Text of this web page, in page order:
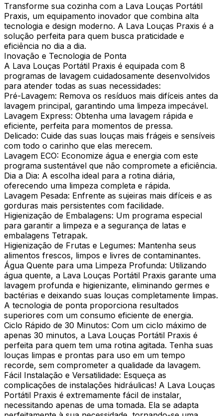
Transforme sua cozinha com a Lava Louças Portátil
Praxis, um equipamento inovador que combina alta
tecnologia e design moderno. A Lava Louças Praxis é a
solução perfeita para quem busca praticidade e
eficiência no dia a dia.
Inovação e Tecnologia de Ponta
A Lava Louças Portátil Praxis é equipada com 8
programas de lavagem cuidadosamente desenvolvidos
para atender todas as suas necessidades:
Pré-Lavagem: Remova os resíduos mais difíceis antes da
lavagem principal, garantindo uma limpeza impecável.
Lavagem Express: Obtenha uma lavagem rápida e
eficiente, perfeita para momentos de pressa.
Delicado: Cuide das suas louças mais frágeis e sensíveis
com todo o carinho que elas merecem.
Lavagem ECO: Economize água e energia com este
programa sustentável que não compromete a eficiência.
Dia a Dia: A escolha ideal para a rotina diária,
oferecendo uma limpeza completa e rápida.
Lavagem Pesada: Enfrente as sujeiras mais difíceis e as
gorduras mais persistentes com facilidade.
Higienização de Embalagens: Um programa especial
para garantir a limpeza e a segurança de latas e
embalagens Tetrapak.
Higienização de Frutas e Legumes: Mantenha seus
alimentos frescos, limpos e livres de contaminantes.
Água Quente para uma Limpeza Profunda: Utilizando
água quente, a Lava Louças Portátil Praxis garante uma
lavagem profunda e higienizante, eliminando germes e
bactérias e deixando suas louças completamente limpas.
A tecnologia de ponta proporciona resultados
superiores com um consumo eficiente de energia.
Ciclo Rápido de 30 Minutos: Com um ciclo máximo de
apenas 30 minutos, a Lava Louças Portátil Praxis é
perfeita para quem tem uma rotina agitada. Tenha suas
louças limpas e prontas para uso em um tempo
recorde, sem comprometer a qualidade da lavagem.
Fácil Instalação e Versatilidade: Esqueça as
complicações de instalações hidráulicas! A Lava Louças
Portátil Praxis é extremamente fácil de instalar,
necessitando apenas de uma tomada. Ela se adapta